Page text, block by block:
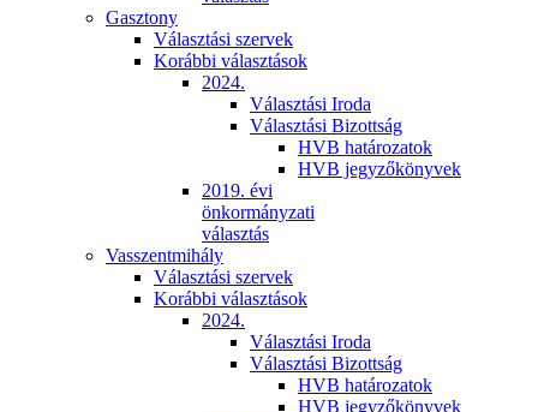
Gasztony
Választási szervek
Korábbi választások
2024.
Választási Iroda
Választási Bizottság
HVB határozatok
HVB jegyzőkönyvek
2019. évi
önkormányzati
választás
Vasszentmihály
Választási szervek
Korábbi választások
2024.
Választási Iroda
Választási Bizottság
HVB határozatok
HVB jegyzőkönyvek